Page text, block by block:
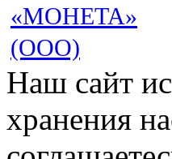
«МОНЕТА»
(ООО)
Наш сайт
хранения